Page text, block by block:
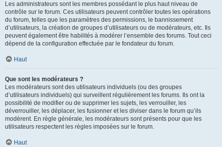
Les administrateurs sont les membres possédant le plus haut niveau de
contrôle sur le forum. Ces utilisateurs peuvent contrôler toutes les opérations
du forum, telles que les paramètres des permissions, le bannissement
d’utilisateurs, la création de groupes d’utilisateurs ou de modérateurs, etc. Ils
peuvent également être habilités à modérer l’ensemble des forums. Tout ceci
dépend de la configuration effectuée par le fondateur du forum.
Haut
Que sont les modérateurs ?
Les modérateurs sont des utilisateurs individuels (ou des groupes
d’utilisateurs individuels) qui surveillent régulièrement les forums. Ils ont la
possibilité de modifier ou de supprimer les sujets, les verrouiller, les
déverrouiller, les déplacer, les fusionner et les diviser dans le forum qu’ils
modèrent. En règle générale, les modérateurs sont présents pour que les
utilisateurs respectent les règles imposées sur le forum.
Haut